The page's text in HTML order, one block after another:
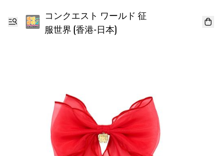
コンクエスト ワールド 征
服世界 (香港-日本)